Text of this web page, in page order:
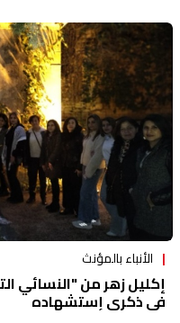
الأنباء بالمؤنث
إكليل زهر من "النسائي
في ذكرى إستشهاده